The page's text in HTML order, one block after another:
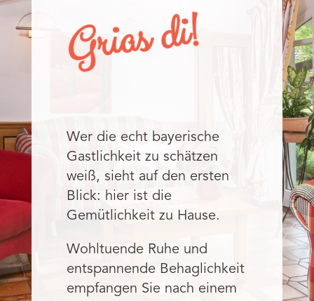
Grias di!
Wer die echt bayerische
Gastlichkeit zu schätzen
weiß, sieht auf den ersten
Blick: hier ist die
Gemütlichkeit zu Hause.
Wohltuende Ruhe und
entspannende Behaglichkeit
empfangen Sie nach einem